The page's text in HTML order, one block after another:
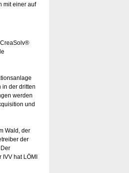
mit einer auf
CreaSolv®
in der dritten
werden
und
Wald, der
der
IVV hat LÖMI